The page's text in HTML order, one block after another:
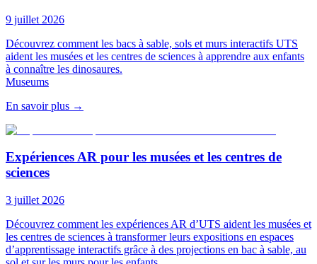
9 juillet 2026
Découvrez comment les bacs à sable, sols et murs interactifs UTS
aident les musées et les centres de sciences à apprendre aux enfants
à connaître les dinosaures.
Museums
En savoir plus →
Expériences AR pour les musées et les centres de
sciences
3 juillet 2026
Découvrez comment les expériences AR d’UTS aident les musées et
les centres de sciences à transformer leurs expositions en espaces
d’apprentissage interactifs grâce à des projections en bac à sable, au